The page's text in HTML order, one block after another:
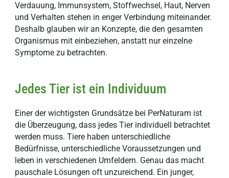
Verdauung, Immunsystem, Stoffwechsel, Haut, Nerven
und Verhalten stehen in enger Verbindung miteinander.
Deshalb glauben wir an Konzepte, die den gesamten
Organismus mit einbeziehen, anstatt nur einzelne
Symptome zu betrachten.
Jedes Tier ist ein Individuum
Einer der wichtigsten Grundsätze bei PerNaturam ist
die Überzeugung, dass jedes Tier individuell betrachtet
werden muss. Tiere haben unterschiedliche
Bedürfnisse, unterschiedliche Voraussetzungen und
leben in verschiedenen Umfeldern. Genau das macht
pauschale Lösungen oft unzureichend. Ein junger,